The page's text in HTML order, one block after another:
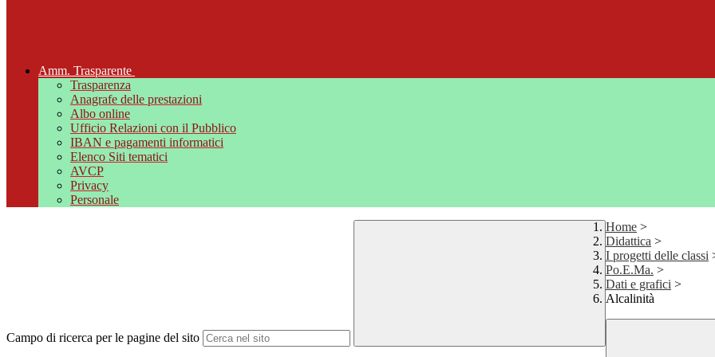
Amm. Trasparente
Trasparenza
Anagrafe delle prestazioni
Albo online
Ufficio Relazioni con il Pubblico
IBAN e pagamenti informatici
Elenco Siti tematici
AVCP
Privacy
Personale
Campo di ricerca per le pagine del sito
Home >
Didattica >
I progetti delle classi
Po.E.Ma. >
Dati e grafici >
Alcalinità